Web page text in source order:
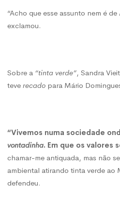
“Acho que esse assunto nem é
exclamou.
Sobre a “tinta verde”, Sandra
teve recado para Mário
“Vivemos numa sociedade
vontadinha. Em que os valores
chamar-me antiquada, mas não
ambiental atirando tinta verde ao
defendeu.